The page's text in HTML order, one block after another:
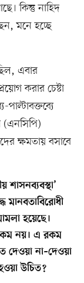
কিন্তু নাহিদ
মনে হচ্ছে
এবার
করার চেষ্টা
(এনসিপি)
ক্ষমতায় বসাবে
মানবতাবিরোধী
হয়েছে।
কম নয়। এ রকম
দেওয়া না–দেওয়া
হওয়া উচিত?